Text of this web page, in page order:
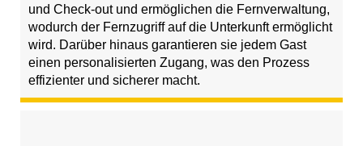
und Check-out und ermöglichen die Fernverwaltung,
wodurch der Fernzugriff auf die Unterkunft ermöglicht
wird. Darüber hinaus garantieren sie jedem Gast
einen personalisierten Zugang, was den Prozess
effizienter und sicherer macht.